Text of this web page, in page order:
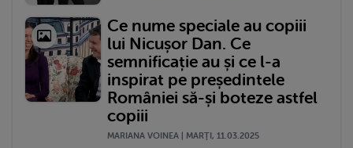
Ce nume speciale au copiii
lui Nicușor Dan. Ce
semnificație au și ce l-a
inspirat pe președintele
României să-și boteze astfel
copiii
MARIANA VOINEA | MARŢI, 11.03.2025